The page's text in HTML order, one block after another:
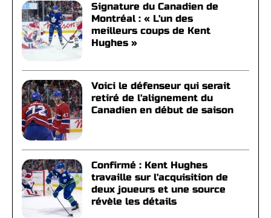
Signature du Canadien de
Montréal : « L'un des
meilleurs coups de Kent
Hughes »
Voici le défenseur qui serait
retiré de l'alignement du
Canadien en début de saison
Confirmé : Kent Hughes
travaille sur l'acquisition de
deux joueurs et une source
révèle les détails